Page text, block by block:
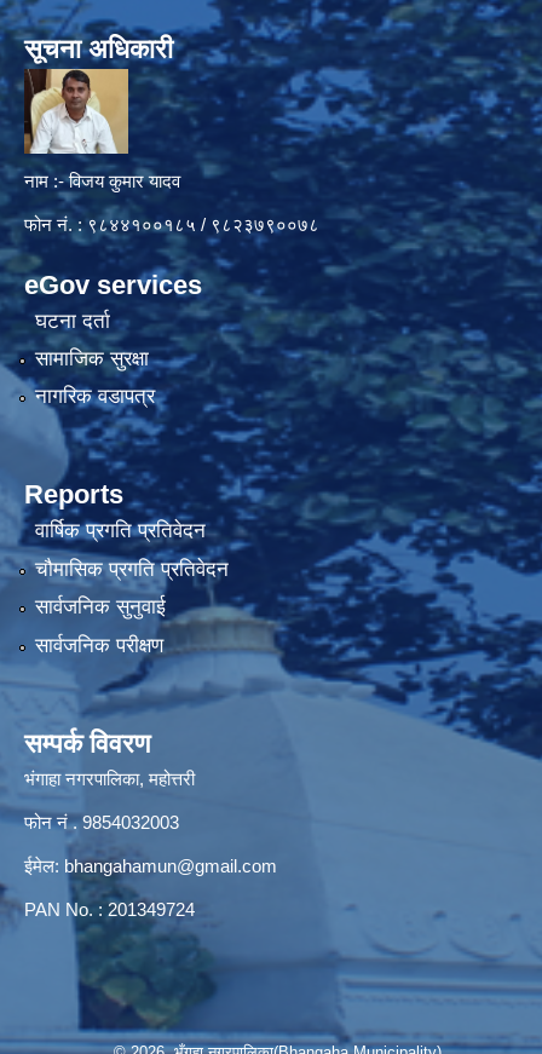
सूचना अधिकारी
नाम :- विजय कुमार यादव
फोन नं. : ९८४४१००१८५ / ९८२३७९००७८
eGov services
घटना दर्ता
सामाजिक सुरक्षा
नागरिक वडापत्र
Reports
वार्षिक प्रगति प्रतिवेदन
चौमासिक प्रगति प्रतिवेदन
सार्वजनिक सुनुवाई
सार्वजनिक परीक्षण
सम्पर्क विवरण
भंगाहा नगरपालिका, महोत्तरी
फोन नं . 9854032003
ईमेल: bhangahamun@gmail.com
PAN No. : 201349724